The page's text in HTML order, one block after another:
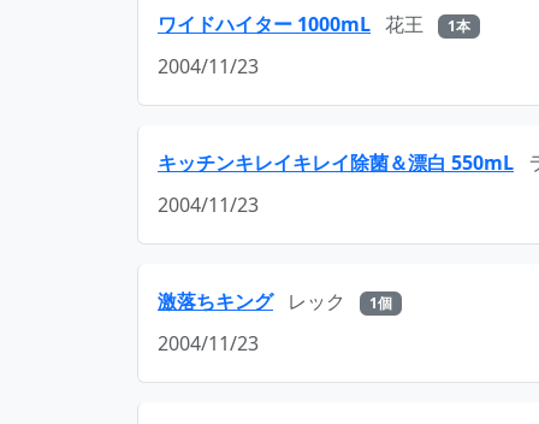
ワイドハイター 1000mL 花王 1本
2004/11/23
キッチンキレイキレイ除菌＆漂白 550mL
2004/11/23
激落ちキング レック 1個
2004/11/23